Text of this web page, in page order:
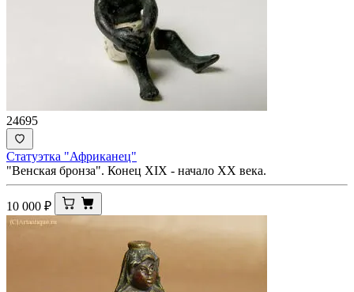
24695
Статуэтка "Африканец"
"Венская бронза". Конец XIX - начало ХХ века.
10 000 ₽